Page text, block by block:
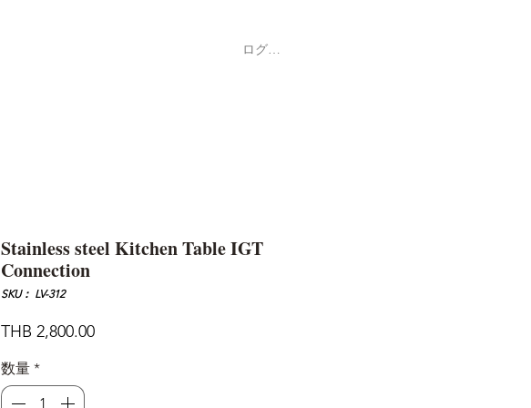
ログイン
Stainless steel Kitchen Table IGT
Connection
SKU： LV-312
THB 2,800.00価
数量 *